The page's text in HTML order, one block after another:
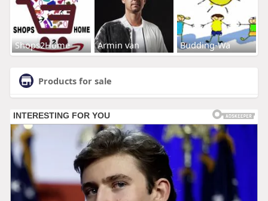
Shops2Home Armin van Budding-Wa
Products for sale